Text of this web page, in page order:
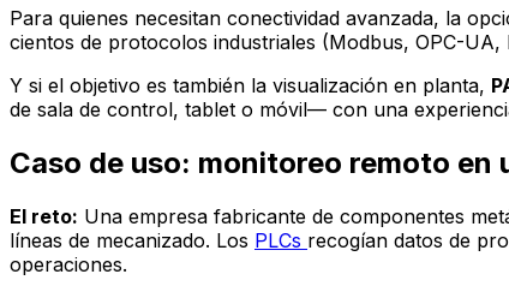
Para quienes necesitan conectividad avanzada, la
cientos de protocolos industriales (Modbus, OPC-
Y si el objetivo es también la visualización en planta,
de sala de control, tablet o móvil— con una
Caso de uso: monitoreo remoto
El reto: Una empresa fabricante de componentes
líneas de mecanizado. Los PLCs recogían datos de
operaciones.